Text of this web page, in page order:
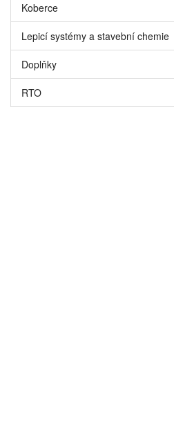
Koberce
Lepicí systémy a stavební chemie
Doplňky
RTO